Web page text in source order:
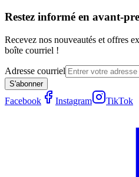
Restez informé en avant-
Recevez nos nouveautés et offres
boîte courriel !
Adresse courriel
S'abonner
Facebook Instagram TikTok